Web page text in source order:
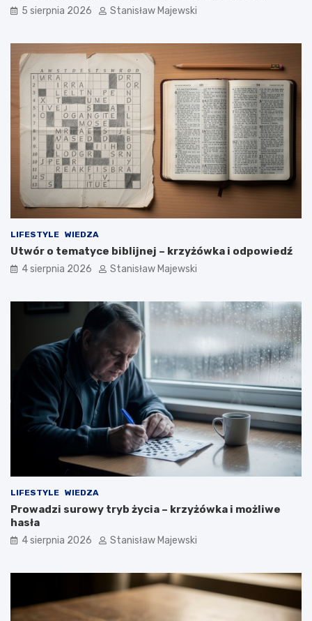
5 sierpnia 2026 Stanisław Majewski
LIFESTYLE WIEDZA
Utwór o tematyce biblijnej – krzyżówka i odpowiedź
4 sierpnia 2026 Stanisław Majewski
LIFESTYLE WIEDZA
Prowadzi surowy tryb życia – krzyżówka i możliwe
hasła
4 sierpnia 2026 Stanisław Majewski